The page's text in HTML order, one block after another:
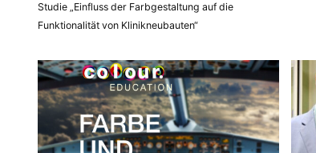
Studie „Einfluss der Farbgestaltung auf die
Funktionalität von Klinikneubauten“